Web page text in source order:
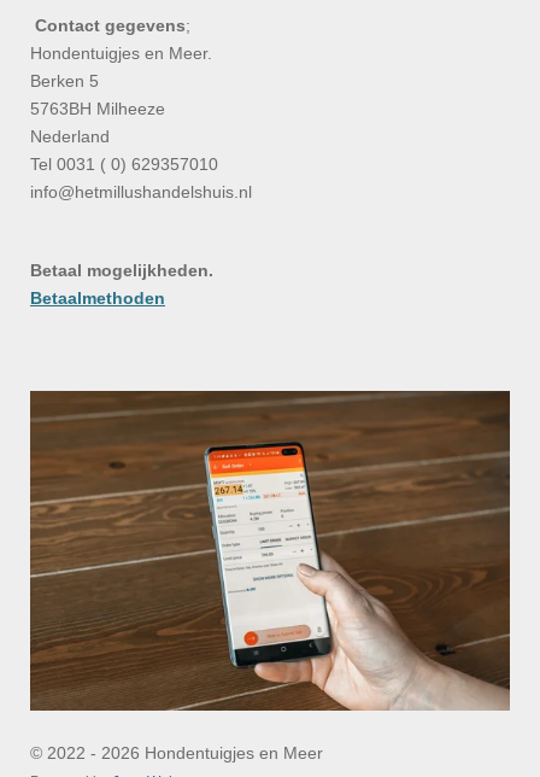
Contact gegevens;
Hondentuigjes en Meer.
Berken 5
5763BH Milheeze
Nederland
Tel 0031 ( 0) 629357010
info@hetmillushandelshuis.nl
Betaal mogelijkheden.
Betaalmethoden
© 2022 - 2026 Hondentuigjes en Meer